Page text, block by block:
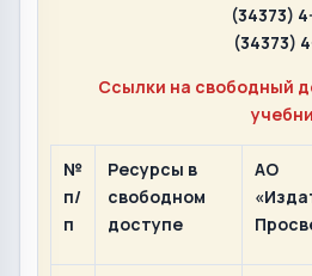
(34373)
(34373)
Ссылки на свободный
№
п/
п
Ресурсы в
свободном
доступе
АО